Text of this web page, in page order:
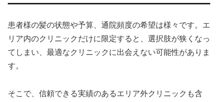
患者様の髪の状態や予算、通院頻度の希望は様々です。エ
リア内のクリニックだけに限定すると、選択肢が狭くなっ
てしまい、最適なクリニックに出会えない可能性がありま
す。
そこで、信頼できる実績のあるエリア外クリニックも含